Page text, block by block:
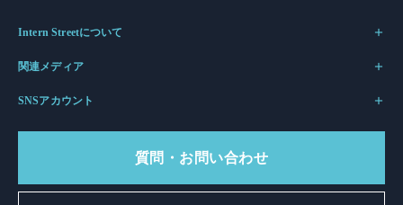
Intern Streetについて
関連メディア
SNSアカウント
質問・お問い合わせ